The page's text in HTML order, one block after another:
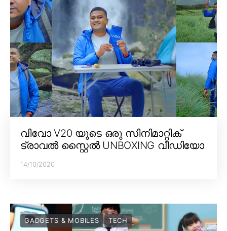
വിവോ V20 യുടെ ഒരു സിനിമാറ്റിക്
ട്രാവൽ സ്റ്റൈൽ UNBOXING വീഡിയോ
14/10/2020
GADGETS & MOBILES TECH